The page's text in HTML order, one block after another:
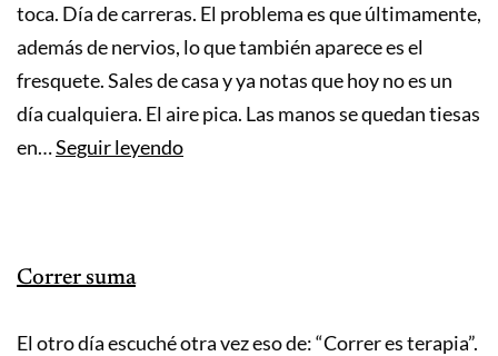
toca. Día de carreras. El problema es que últimamente,
además de nervios, lo que también aparece es el
fresquete. Sales de casa y ya notas que hoy no es un
día cualquiera. El aire pica. Las manos se quedan tiesas
en…Seguir leyendoCorrer
Correr suma
El otro día escuché otra vez eso de: “Correr es terapia”.